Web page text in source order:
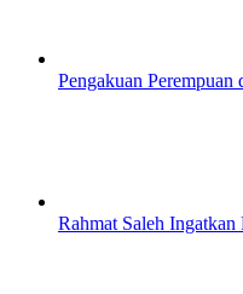
Pengakuan
Rahmat Saleh